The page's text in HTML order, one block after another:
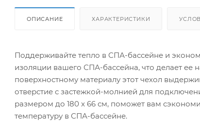
ОПИСАНИЕ ХАРАКТЕРИСТИКИ
Поддерживайте тепло в СПА-бассейне и
изоляции вашего СПА-бассейна, что делает
поверхностному материалу этот чехол
отверстие с застежкой-молнией для
размером до 180 x 66 см, поможет вам
температуру в СПА-бассейне.